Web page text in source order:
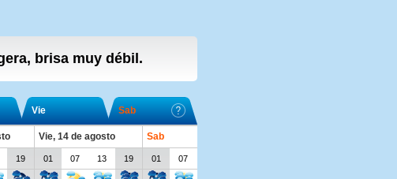
brisa muy débil.
Vie Sab
Vie, 14 de agosto
Sab
19 01 07 13 19 01 07